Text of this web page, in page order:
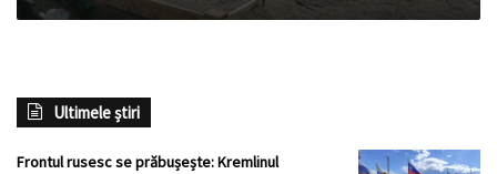
Ultimele știri
Frontul rusesc se prăbușește: Kremlinul